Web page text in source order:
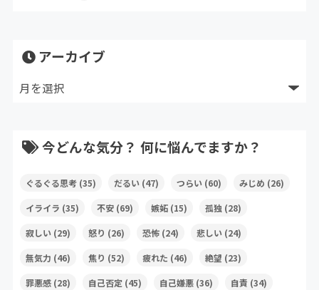
アーカイブ
今どんな気分？ 何に悩んでますか？
ぐるぐる思考(35) だるい(47) つらい(60) みじめ (26)
イライラ (35) 不安(69) 嫉妬(15) 孤独 (28)
寂しい(29) 怒り (26) 恐怖(24) 悲しい(24)
無気力 (46) 焦り (52) 疲れた (46) 絶望 (23)
罪悪感(28) 自己否定 (45) 自己嫌悪(36) 自責 (34)